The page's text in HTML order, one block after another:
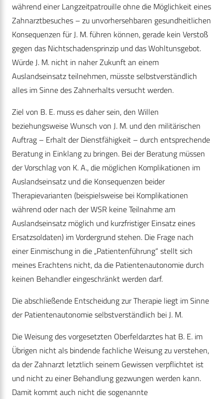
während einer Langzeitpatrouille ohne die Möglichkeit eines
Zahnarztbesuches – zu unvorhersehbaren gesundheitlichen
Konsequenzen für J. M. führen können, gerade kein Verstoß
gegen das Nichtschadens­prinzip und das Wohltunsgebot.
Würde J. M. nicht in naher Zukunft an einem
Auslandseinsatz teilnehmen, müsste selbstverständlich
alles im Sinne des Zahnerhalts versucht werden.
Ziel von B. E. muss es daher sein, den Willen
beziehungsweise Wunsch von J. M. und den militärischen
Auftrag – Erhalt der Dienstfähigkeit – durch entsprechende
Beratung in Einklang zu bringen. Bei der Beratung müssen
der Vorschlag von K. A., die möglichen Komplikationen im
Auslandseinsatz und die Konsequenzen beider
Therapievarianten (beispielsweise bei Komplikationen
während oder nach der WSR keine Teilnahme am
Auslandseinsatz möglich und kurzfristiger Einsatz eines
Ersatzsoldaten) im Vordergrund stehen. Die Frage nach
einer Einmischung in die „Patientenführung“ stellt sich
meines Erachtens nicht, da die Patientenautonomie durch
keinen Behandler eingeschränkt werden darf.
Die abschließende Entscheidung zur Therapie liegt im Sinne
der Patientenautonomie selbstverständlich bei J. M.
Die Weisung des vorgesetzten Oberfeldarztes hat B. E. im
Übrigen nicht als bindende fachliche Weisung zu verstehen,
da der Zahnarzt letztlich seinem Gewissen verpflichtet ist
und nicht zu einer Behandlung gezwungen werden kann.
Damit kommt auch nicht die sogenannte